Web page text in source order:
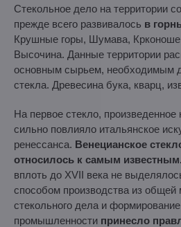
Стекольное дело на территории
прежде всего развивалось в
Крушные горы, Шумава,
Высочина. Данные территории
основным сырьем, необходимым
стекла. Древесина бука, кварц,
На первое стекло, произведенное
сильно повлияло итальянское
ренессанса. Венецианское
относилось к самым известным.
вплоть до XVII века не
способом производства из
стекольного дела и
промышленности принесло